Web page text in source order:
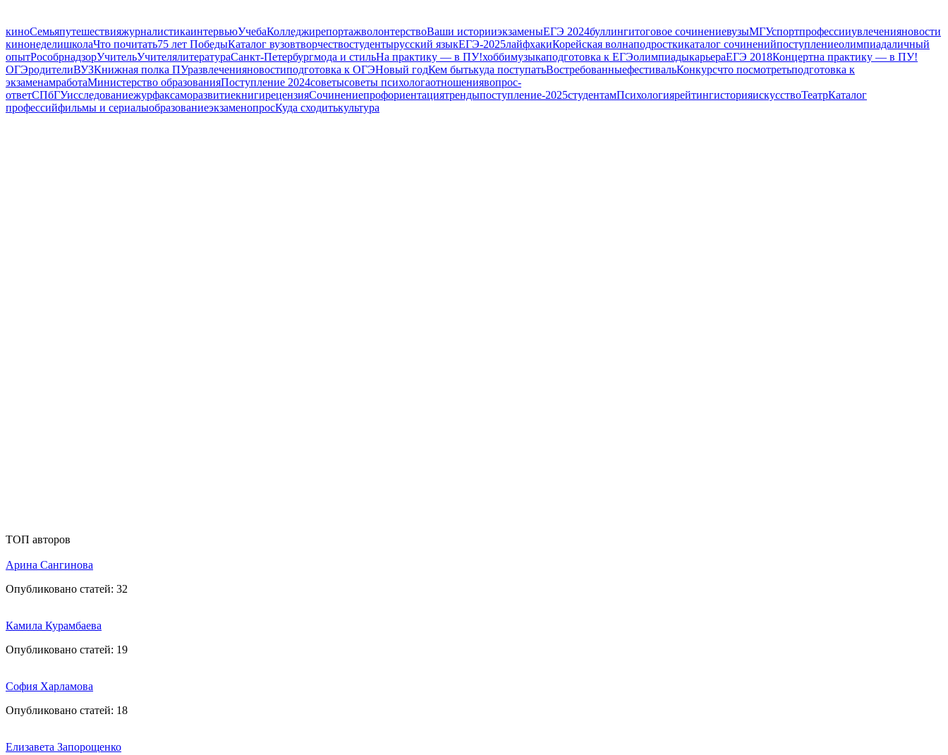
киноСемьяпутешествияжурналистикаинтервьюУчебаКолледжирепортажволонтерствоВаши историиэкзаменыЕГЭ 2024буллингитоговое сочинениевузыМГУспортпрофессииувлеченияновости
кинонеделишколаЧто почитать75 лет ПобедыКаталог вузовтворчествостудентырусский языкЕГЭ-2025лайфхакиКорейская волнаподросткикаталог сочиненийпоступлениеолимпиадаличный
опытРособрнадзорУчительУчителялитератураСанкт-Петербургмода и стильНа практику — в ПУ!хоббимузыкаподготовка к ЕГЭолимпиадыкарьераЕГЭ 2018Концертна практику — в ПУ!
ОГЭродителиВУЗКнижная полка ПУразвлеченияновостиподготовка к ОГЭНовый годКем бытькуда поступатьВостребованныефестивальКонкурсчто посмотретьподготовка к
экзаменамработаМинистерство образованияПоступление 2024советысоветы психологаотношениявопрос-
ответСПбГУисследованиежурфаксаморазвитиекнигирецензияСочинениепрофориентациятрендыпоступление-2025студентамПсихологиярейтингисторияискусствоТеатрКаталог
профессийфильмы и сериалыобразованиеэкзаменопросКуда сходитькультура
ТОП авторов
Арина Сангинова
Опубликовано статей: 32
Камила Курамбаева
Опубликовано статей: 19
София Харламова
Опубликовано статей: 18
Елизавета Запорощенко